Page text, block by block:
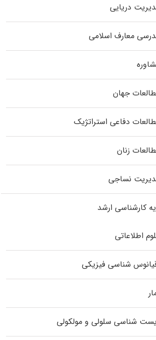
دریایی
معارف اسلامی
جهان
دفاعی استراتژیک
زنان
نساجی
کارشناسی ارشد
اطلاعاتی
شناسی فیزیکی
شناسی سلولی و مولکولی